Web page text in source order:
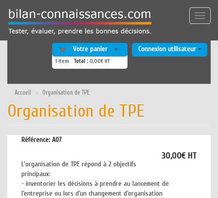
contenu
principal
Toggle
Votre panier
1 Item Total : 0,00€ HT
Connexion utilisateur
Accueil Organisation de TPE
Organisation de TPE
Référence: A07
30,00€ HT
L'organisation de TPE répond à 2 objectifs
principaux:
- inventorier les décisions à prendre au lancement de
l’entreprise ou lors d’un changement d’organisation